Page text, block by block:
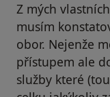
Z mých
musím
obor. Nejenže
přístupem ale
služby které